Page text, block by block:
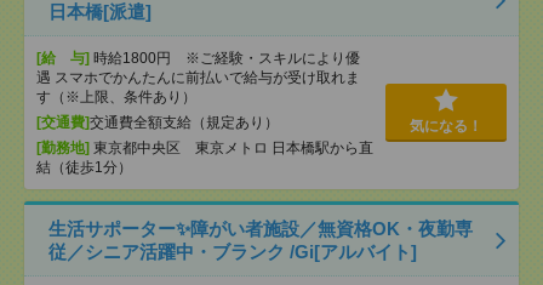
日本橋[派遣]
[給 与] 時給1800円 ※ご経験・スキルにより優
遇 スマホでかんたんに前払いで給与が受け取れま
す（※上限、条件あり）
[交通費]交通費全額支給（規定あり）
[勤務地] 東京都中央区 東京メトロ 日本橋駅から直
結（徒歩1分）
気になる！
生活サポーター✨障がい者施設／無資格OK・夜勤専
従／シニア活躍中・ブランク /Gi[アルバイト]